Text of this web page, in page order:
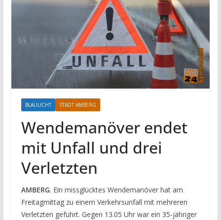
BLAULICHT STADT AMBERG
Wendemanöver endet
mit Unfall und drei
Verletzten
AMBERG. Ein missglücktes Wendemanöver hat am
Freitagmittag zu einem Verkehrsunfall mit mehreren
Verletzten geführt. Gegen 13.05 Uhr war ein 35-jähriger